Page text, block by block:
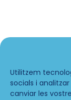
Utilitzem
socials i
canviar les